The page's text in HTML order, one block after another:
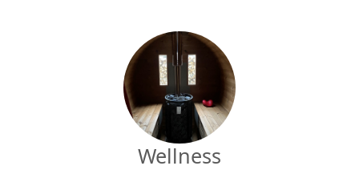
Wellness